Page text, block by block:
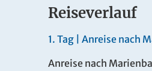
Reiseverlauf
1. Tag | Anreise nach
Anreise nach